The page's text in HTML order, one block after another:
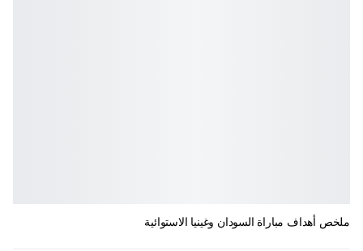
ملخص أهداف مباراة السودان وغينيا الاستوائية